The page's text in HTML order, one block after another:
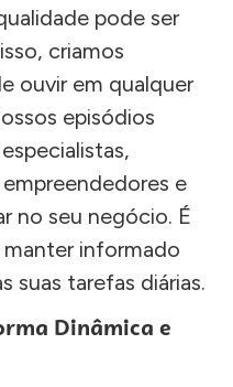
pode ser
criamos
ouvir em qualquer
episódios
e
no seu negócio. É
manter informado
suas tarefas diárias.
Dinâmica e